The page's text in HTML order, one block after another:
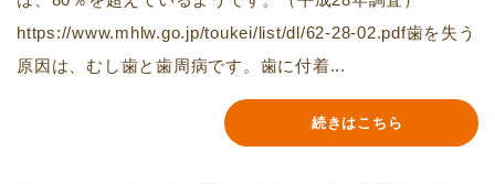
https://www.mhlw.go.jp/toukei/list/dl/62-28-02.pdf歯を失う
原因は、むし歯と歯周病です。歯に付着...
続きはこちら